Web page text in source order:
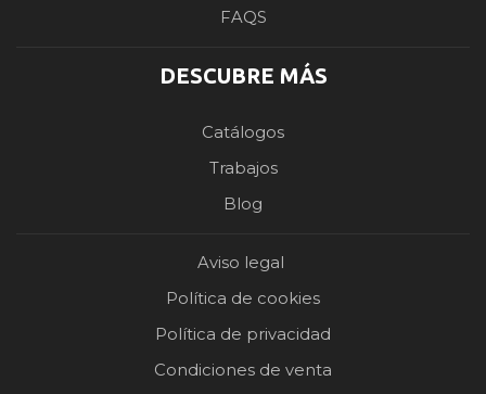
FAQS
DESCUBRE MÁS
Catálogos
Trabajos
Blog
Aviso legal
Política de cookies
Política de privacidad
Condiciones de venta